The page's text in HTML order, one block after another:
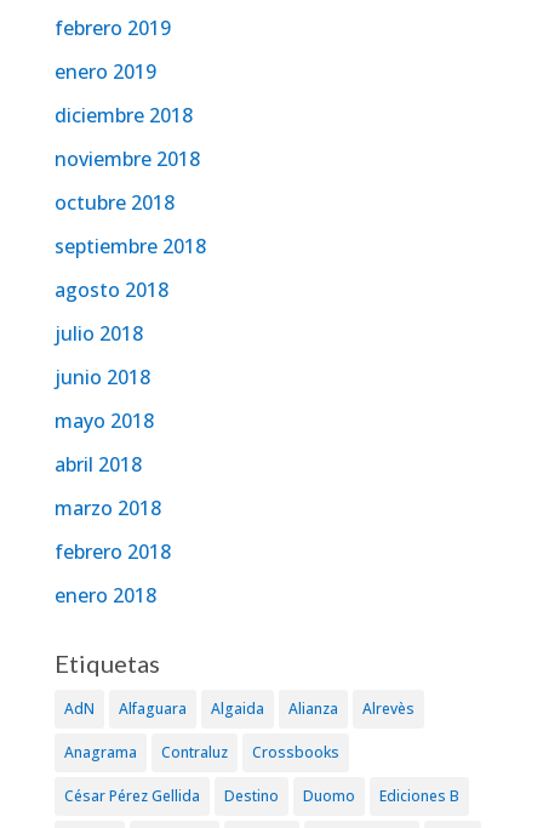
febrero 2019
enero 2019
diciembre 2018
noviembre 2018
octubre 2018
septiembre 2018
agosto 2018
julio 2018
junio 2018
mayo 2018
abril 2018
marzo 2018
febrero 2018
enero 2018
Etiquetas
AdN Alfaguara Algaida Alianza Alrevès
Anagrama Contraluz Crossbooks
César Pérez Gellida Destino Duomo Ediciones B